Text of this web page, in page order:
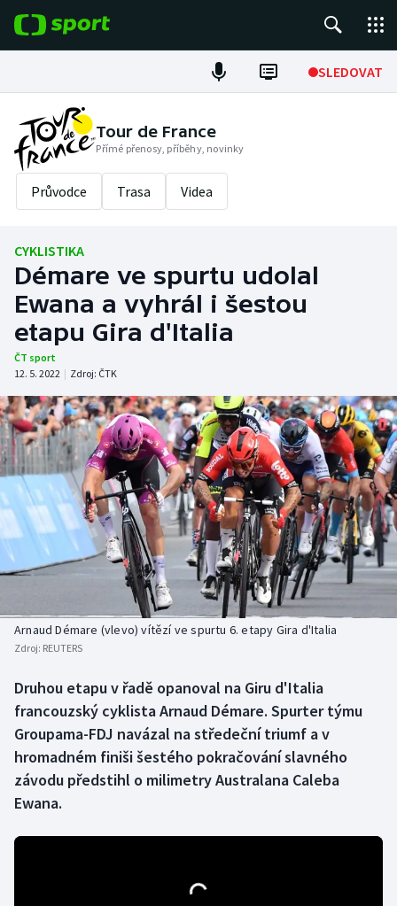
SLEDOVAT
Fotbal
Hokej
Tenis
Cyklistika
DALŠÍ SPORTY
Americký fotbal
Baseball a softbal
Basketbal
Biatlon
Boby a skeleton
Box
Curling
Florbal
Futsal
Gymnastika
NEPŘEHLÉDNĚTE
Soutěže
Historické návraty
Aplikace ČT sport
AZ kvíz
Tour de France
Přímé přenosy, příběhy, novinky
Průvodce Trasa Videa
CYKLISTIKA
Démare ve spurtu udolal
Ewana a vyhrál i šestou
etapu Gira d'Italia
ČT sport
12. 5. 2022 | Zdroj: ČTK
Arnaud Démare (vlevo) vítězí ve spurtu 6. etapy Gira d'Italia
Zdroj: REUTERS
Druhou etapu v řadě opanoval na Giru d'Italia
francouzský cyklista Arnaud Démare. Spurter týmu
Groupama-FDJ navázal na středeční triumf a v
hromadném finiši šestého pokračování slavného
závodu předstihl o milimetry Australana Caleba
Ewana.